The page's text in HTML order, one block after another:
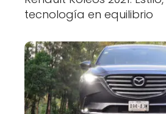
tecnología en equilibrio